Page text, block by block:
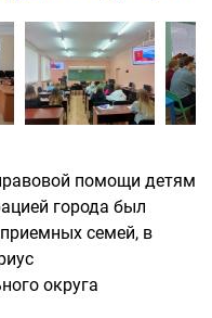
помощи детям
города был
семей, в
округа